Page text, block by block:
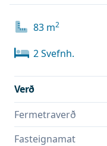
83 m2
2Svefnh.
Verð
Fermetraverð
Fasteignamat